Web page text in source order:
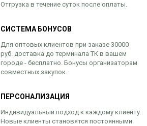
Отгрузка в течение суток после оплаты.
СИСТЕМА БОНУСОВ
Для оптовых клиентов при заказе 30000
руб. доставка до терминала ТК в вашем
городе - бесплатно. Бонусы организаторам
совместных закупок.
ПЕРСОНАЛИЗАЦИЯ
Индивидуальный подход к каждому клиенту.
Новые клиенты становятся постоянными.